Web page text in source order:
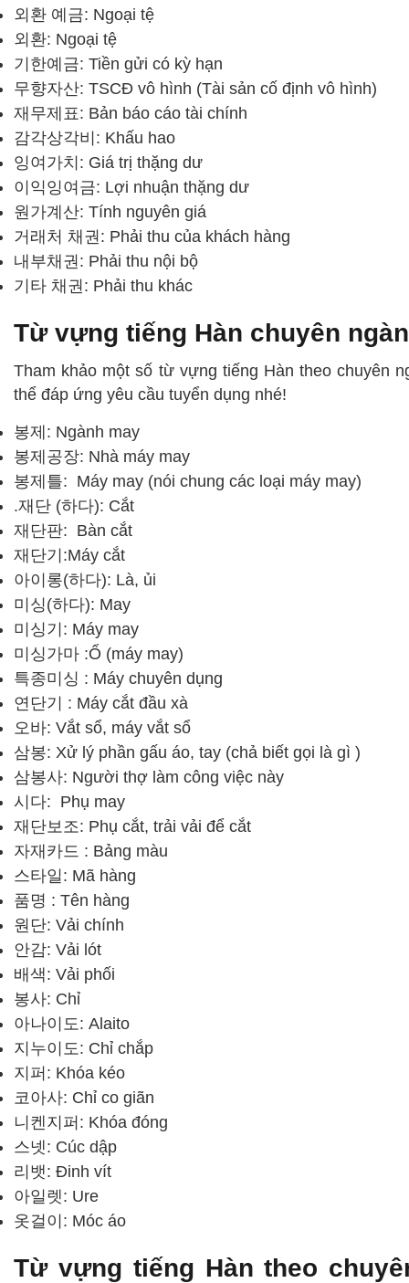
외환 예금: Ngoại tệ
외환: Ngoại tệ
기한예금: Tiền gửi có kỳ hạn
무향자산: TSCĐ vô hình (Tài sản cố định vô hình)
재무제표: Bản báo cáo tài chính
감각상각비: Khấu hao
잉여가치: Giá trị thặng dư
이익잉여금: Lợi nhuận thặng dư
원가계산: Tính nguyên giá
거래처 채권: Phải thu của khách hàng
내부채권: Phải thu nội bộ
기타 채권: Phải thu khác
Từ vựng tiếng Hàn chuyên
Tham khảo một số từ vựng tiếng Hàn theo chuyên
thể đáp ứng yêu cầu tuyển dụng nhé!
봉제: Ngành may
봉제공장: Nhà máy may
봉제틀: Máy may (nói chung các loại máy may)
.재단 (하다): Cắt
재단판: Bàn cắt
재단기:Máy cắt
아이롱(하다): Là, ủi
미싱(하다): May
미싱기: Máy may
미싱가마 :Ổ (máy may)
특종미싱 : Máy chuyên dụng
연단기 : Máy cắt đầu xà
오바: Vắt sổ, máy vắt sổ
삼봉: Xử lý phần gấu áo, tay (chả biết gọi là gì )
삼봉사: Người thợ làm công việc này
시다: Phụ may
재단보조: Phụ cắt, trải vải để cắt
자재카드 : Bảng màu
스타일: Mã hàng
품명 : Tên hàng
원단: Vải chính
안감: Vải lót
배색: Vải phối
봉사: Chỉ
아나이도: Alaito
지누이도: Chỉ chắp
지퍼: Khóa kéo
코아사: Chỉ co giãn
니켄지퍼: Khóa đóng
스넷: Cúc dập
리뱃: Đinh vít
아일렛: Ure
옷걸이: Móc áo
Từ vựng tiếng Hàn theo